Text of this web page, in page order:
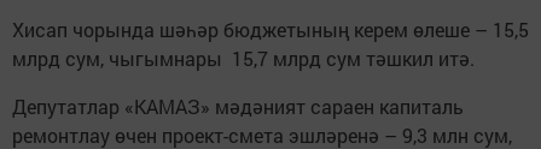
Хисап чорында шәһәр бюджетының керем өлеше – 15,5
млрд сум, чыгымнары 15,7 млрд сум тәшкил итә.
Депутатлар «КАМАЗ» мәдәният сараен капиталь
ремонтлау өчен проект-смета эшләренә – 9,3 млн сум,